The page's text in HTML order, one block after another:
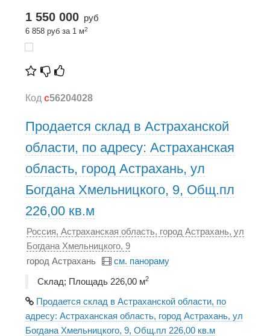
1 550 000 руб
6 858 руб за 1 м2
Код c56204028
Продается склад в Астраханской
области, по адресу: Астраханская
область, город Астрахань, ул
Богдана Хмельницкого, 9, Общ.пл
226,00 кв.м
Россия, Астраханская область, город Астрахань, ул
Богдана Хмельницкого, 9
город Астрахань
см. панораму
Склад; Площадь 226,00 м2
Продается склад в Астраханской области, по
адресу: Астраханская область, город Астрахань, ул
Богдана Хмельницкого, 9, Общ.пл 226,00 кв.м